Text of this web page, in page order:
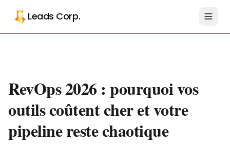
Leads Corp.
RevOps 2026 : pourquoi vos
outils coûtent cher et votre
pipeline reste chaotique